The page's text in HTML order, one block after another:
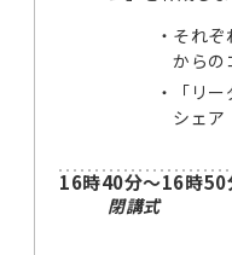
それぞ
からの
「リ
シェア
16時40分～16時50
閉講式